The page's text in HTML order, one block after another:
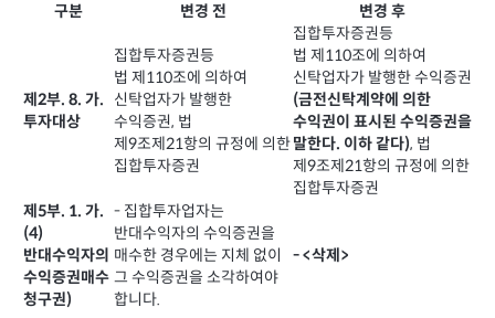
구분
변경 전 변경 후
제2부. 8. 가.
투자대상
집합투자증권등
법 제110조에 의하여
신탁업자가 발행한
수익증권, 법
제9조제21항의 규정에 의한
집합투자증권
집합투자증권등
법 제110조에 의하여
신탁업자가 발행한 수익증권
(금전신탁계약에 의한
수익권이 표시된 수익증권을
말한다. 이하 같다), 법
제9조제21항의 규정에 의한
집합투자증권
제5부. 1. 가.
(4)
반대수익자의
수익증권매수
청구권)
- 집합투자업자는
반대수익자의 수익증권을
매수한 경우에는 지체 없이
그 수익증권을 소각하여야
합니다.
- <삭제>